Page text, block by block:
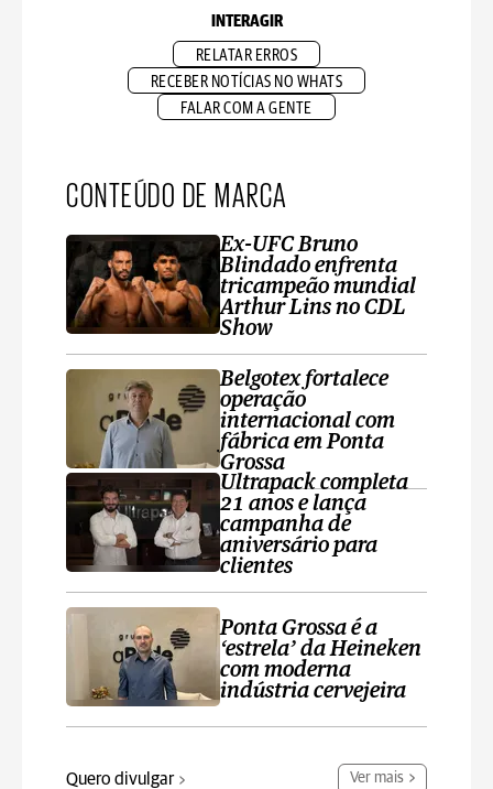
INTERAGIR
RELATAR ERROS
RECEBER NOTÍCIAS NO WHATS
FALAR COM A GENTE
CONTEÚDO DE MARCA
Ex-UFC Bruno
Blindado enfrenta
tricampeão mundial
Arthur Lins no CDL
Show
Belgotex fortalece
operação
internacional com
fábrica em Ponta
Grossa
Ultrapack completa
21 anos e lança
campanha de
aniversário para
clientes
Ponta Grossa é a
‘estrela’ da Heineken
com moderna
indústria cervejeira
Quero divulgar Ver mais